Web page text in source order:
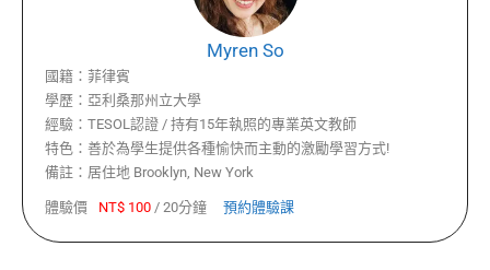
Myren So
國籍： 菲律賓
學歷： 亞利桑那州立大學
經驗： TESOL認證 / 持有15年執照的專業英文教師
特色： 善於為學生提供各種愉快而主動的激勵學習方式!
備註： 居住地 Brooklyn, New York
體驗價 NT$ 100 / 20分鐘 預約體驗課